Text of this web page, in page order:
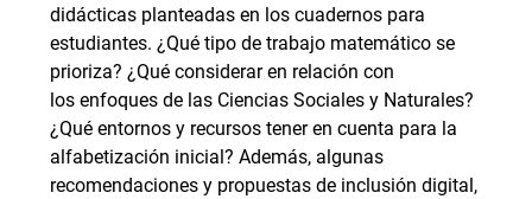
didácticas planteadas en los cuadernos para
estudiantes. ¿Qué tipo de trabajo matemático se
prioriza? ¿Qué considerar en relación con
los enfoques de las Ciencias Sociales y Naturales?
¿Qué entornos y recursos tener en cuenta para la
alfabetización inicial? Además, algunas
recomendaciones y propuestas de inclusión digital,